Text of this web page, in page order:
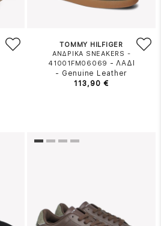
TOMMY HILFIGER
ΑΝΔΡΙΚΑ SNEAKERS -
41001FM06069 - ΛΑΔΙ
- Genuine Leather
113,90 €